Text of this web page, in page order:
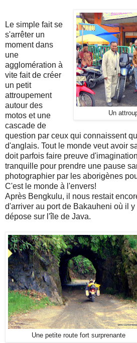
Un
Le simple fait se
s'arrêter un
moment dans
une
agglomération à
vite fait de créer
un petit
attroupement
autour des
motos et une
cascade de
question par ceux qui connaissent
d'anglais. Tout le monde veut avoir
doit parfois faire preuve
tranquille pour prendre une pause
photographier par les aborigènes
C'est le monde à l'envers!
Après Bengkulu, il nous restait
d'arriver au port de Bakauheni où il
dépose sur l'île de Java.
Une petite route fort surprenante